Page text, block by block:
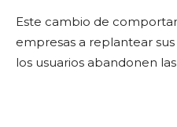
Este cambio de
empresas a replantear
los usuarios abandonen